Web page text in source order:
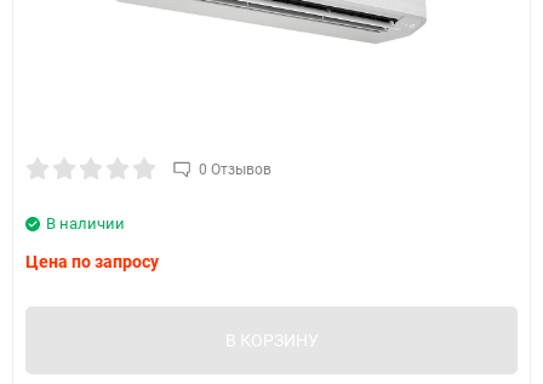
0 Отзывов
В наличии
Цена по запросу
В КОРЗИНУ